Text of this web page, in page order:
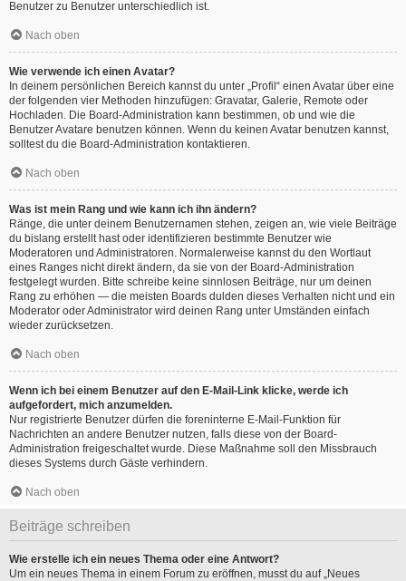
Benutzer zu Benutzer unterschiedlich ist.
Nach oben
Wie verwende ich einen Avatar?
In deinem persönlichen Bereich kannst du unter „Profil“ einen Avatar über eine
der folgenden vier Methoden hinzufügen: Gravatar, Galerie, Remote oder
Hochladen. Die Board-Administration kann bestimmen, ob und wie die
Benutzer Avatare benutzen können. Wenn du keinen Avatar benutzen kannst,
solltest du die Board-Administration kontaktieren.
Nach oben
Was ist mein Rang und wie kann ich ihn ändern?
Ränge, die unter deinem Benutzernamen stehen, zeigen an, wie viele Beiträge
du bislang erstellt hast oder identifizieren bestimmte Benutzer wie
Moderatoren und Administratoren. Normalerweise kannst du den Wortlaut
eines Ranges nicht direkt ändern, da sie von der Board-Administration
festgelegt wurden. Bitte schreibe keine sinnlosen Beiträge, nur um deinen
Rang zu erhöhen — die meisten Boards dulden dieses Verhalten nicht und ein
Moderator oder Administrator wird deinen Rang unter Umständen einfach
wieder zurücksetzen.
Nach oben
Wenn ich bei einem Benutzer auf den E-Mail-Link klicke, werde ich
aufgefordert, mich anzumelden.
Nur registrierte Benutzer dürfen die foreninterne E-Mail-Funktion für
Nachrichten an andere Benutzer nutzen, falls diese von der Board-
Administration freigeschaltet wurde. Diese Maßnahme soll den Missbrauch
dieses Systems durch Gäste verhindern.
Nach oben
Beiträge schreiben
Wie erstelle ich ein neues Thema oder eine Antwort?
Um ein neues Thema in einem Forum zu eröffnen, musst du auf „Neues